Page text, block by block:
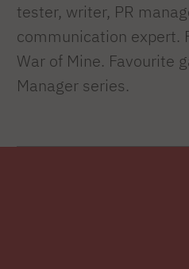
tester, writer, PR
communication expert.
War of Mine. Favourite
Manager series.